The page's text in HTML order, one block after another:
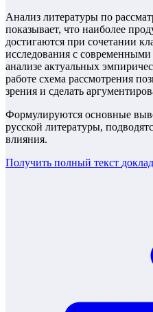
Анализ литературы по
показывает, что наиболее
достигаются при сочетании
исследования с
анализе актуальных
работе схема рассмотрения
зрения и сделать
Формулируются основные
русской литературы,
влияния.
Получить полный текст